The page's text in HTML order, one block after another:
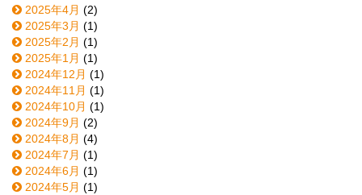
2025年4月 (2)
2025年3月 (1)
2025年2月 (1)
2025年1月 (1)
2024年12月 (1)
2024年11月 (1)
2024年10月 (1)
2024年9月 (2)
2024年8月 (4)
2024年7月 (1)
2024年6月 (1)
2024年5月 (1)